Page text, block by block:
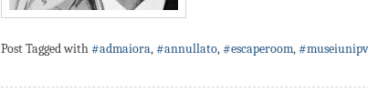
Post Tagged with#admaiora,#annullato,#escaperoom,#museiunipv